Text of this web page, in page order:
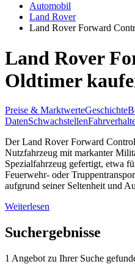
Automobil
Land Rover
Land Rover Forward
Land Rover
Oldtimer
Preise & MarktwerteGeschichte
DatenSchwachstellen
Der Land Rover Forward
Nutzfahrzeug mit markanter
Spezialfahrzeug gefertigt, etwa
Feuerwehr- oder
aufgrund seiner Seltenheit und
Weiterlesen
Suchergebnisse
1 Angebot zu Ihrer Suche